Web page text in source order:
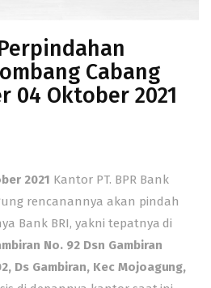
Cabang
04 Oktober 2021
2021 Kantor PT. BPR Bank
rencanannya akan pindah
Bank BRI, yakni tepatnya di
No. 92 Dsn Gambiran
Ds Gambiran, Kec Mojoagung,